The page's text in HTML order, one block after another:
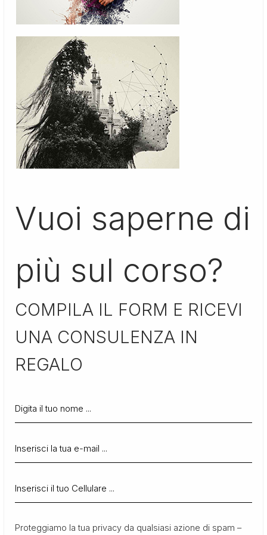
Vuoi saperne di
più sul corso?
COMPILA IL FORM E RICEVI
UNA CONSULENZA IN
REGALO
Proteggiamo la tua privacy da qualsiasi azione di spam –